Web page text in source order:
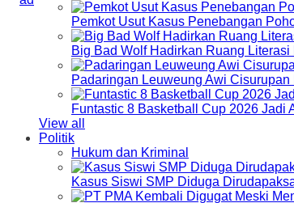
Pemkot Usut Kasus Penebangan
Big Bad Wolf Hadirkan Ruang
Padaringan Leuweung Awi
Funtastic 8 Basketball Cup 2026 Jadi
View all
Politik
Hukum dan Kriminal
Kasus Siswi SMP Diduga